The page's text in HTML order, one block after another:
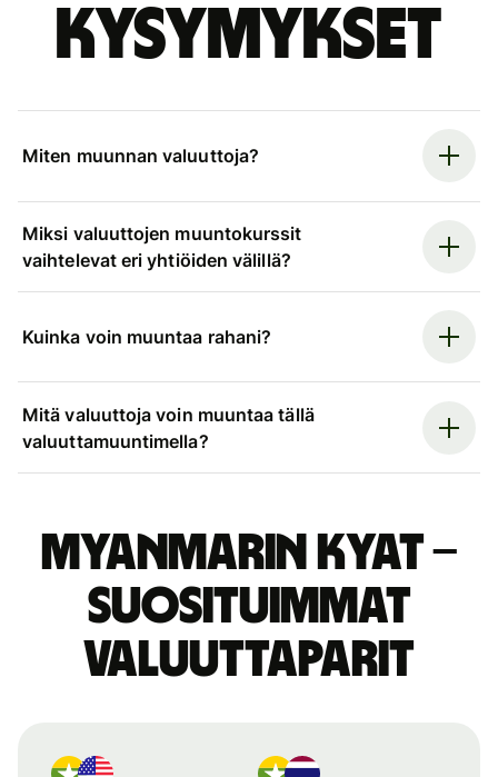
kysymykset
Miten muunnan valuuttoja?
Miksi valuuttojen muuntokurssit
vaihtelevat eri yhtiöiden välillä?
Kuinka voin muuntaa rahani?
Mitä valuuttoja voin muuntaa tällä
valuuttamuuntimella?
Myanmarin kyat –
suosituimmat
valuuttaparit